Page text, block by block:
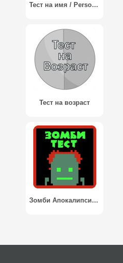
Тест на имя / Personal Name Test
Тест на возраст
Зомби Апокалипсис Тест